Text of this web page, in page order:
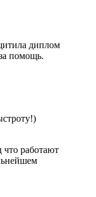
диплом
помощь.
что работают